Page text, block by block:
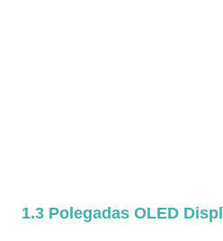
1.3 Polegadas OLED